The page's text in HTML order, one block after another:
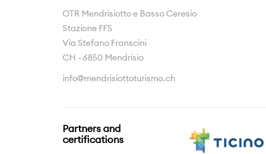
OTR Mendrisiotto e Basso Ceresio
Stazione FFS
Via Stefano Franscini
CH - 6850 Mendrisio
info@mendrisiottoturismo.ch
Partners and
certifications